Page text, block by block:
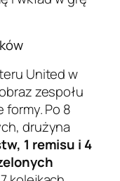
United w
zespołu
Po 8
drużyna
1 remisu i 4